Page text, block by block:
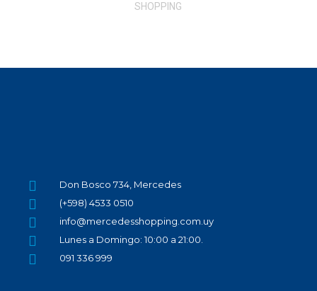
SHOPPING
Don Bosco 734, Mercedes
(+598) 4533 0510
info@mercedesshopping.com.uy
Lunes a Domingo: 10:00 a 21:00.
091 336 999